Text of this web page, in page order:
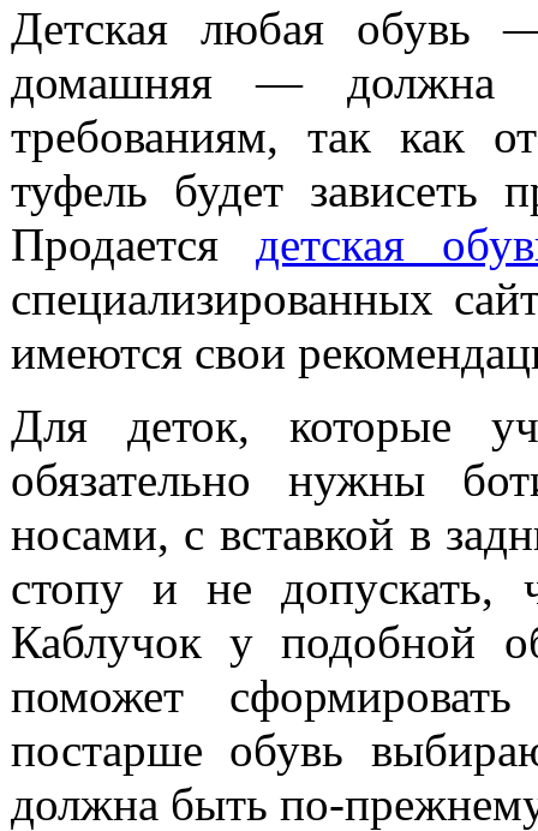
Детская любая обувь
домашняя — должна
требованиям, так как
туфель будет зависеть
Продается детская
специализированных
имеются свои
Для деток, которые
обязательно нужны
носами, с вставкой в
стопу и не допускать,
Каблучок у подобной
поможет
постарше обувь
должна быть по-